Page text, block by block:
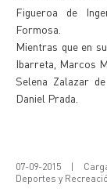
Figueroa de
Formosa.
Mientras que en
Ibarreta, Marcos
Selena Zalazar
Daniel Prada.
07-09-2015 |
Deportes y